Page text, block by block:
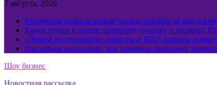
7 августа, 2026
Россиянам назвали самые частые ошибки за
Какие полки в поезде превратят поездку в кошмар?
«Домой без паспорта»: юристы и МВД назвали
Россиянам рассказали, как длинную пересадку
Шоу бизнес
Новостная рассылка